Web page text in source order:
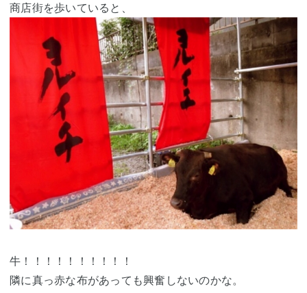
商店街を歩いていると、
牛！！！！！！！！！！
隣に真っ赤な布があっても興奮しないのかな。